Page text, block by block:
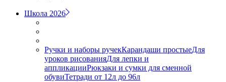
Школа 2026
Ручки и наборы ручекКарандаши простыеДля
уроков рисованияДля лепки и
аппликацииРюкзаки и сумки для сменной
обувиТетради от 12л до 96л